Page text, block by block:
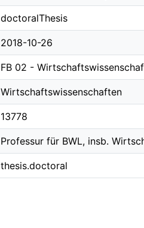
doctoralThesis
2018-10-26
FB 02 -
Wirtschaftswissenschaften
13778
Professur für BWL, insb.
thesis.doctoral